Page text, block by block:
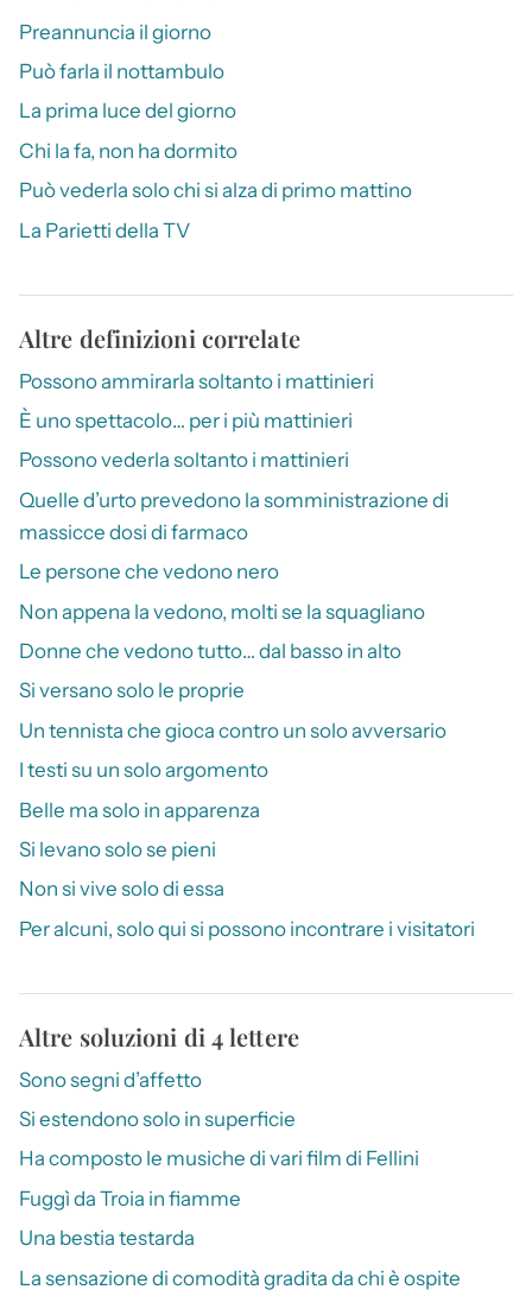
Preannuncia il giorno
Può farla il nottambulo
La prima luce del giorno
Chi la fa, non ha dormito
Può vederla solo chi si alza di primo mattino
La Parietti della TV
Altre definizioni correlate
Possono ammirarla soltanto i mattinieri
È uno spettacolo… per i più mattinieri
Possono vederla soltanto i mattinieri
Quelle d’urto prevedono la somministrazione di
massicce dosi di farmaco
Le persone che vedono nero
Non appena la vedono, molti se la squagliano
Donne che vedono tutto… dal basso in alto
Si versano solo le proprie
Un tennista che gioca contro un solo avversario
I testi su un solo argomento
Belle ma solo in apparenza
Si levano solo se pieni
Non si vive solo di essa
Per alcuni, solo qui si possono incontrare i visitatori
Altre soluzioni di 4 lettere
Sono segni d’affetto
Si estendono solo in superficie
Ha composto le musiche di vari film di Fellini
Fuggì da Troia in fiamme
Una bestia testarda
La sensazione di comodità gradita da chi è ospite